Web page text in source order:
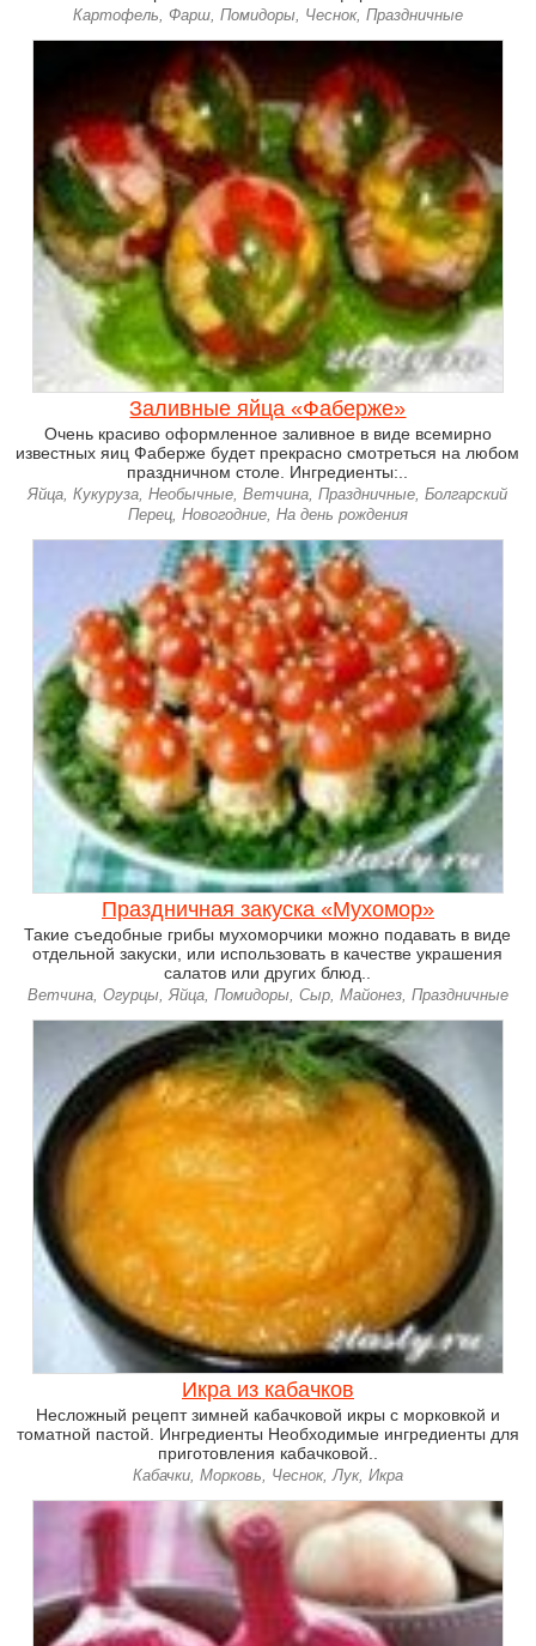
Картофель, Фарш, Помидоры, Чеснок, Праздничные
Заливные яйца «Фаберже»
Очень красиво оформленное заливное в виде всемирно
известных яиц Фаберже будет прекрасно смотреться на любом
праздничном столе. Ингредиенты:..
Яйца, Кукуруза, Необычные, Ветчина, Праздничные, Болгарский
Перец, Новогодние, На день рождения
Праздничная закуска «Мухомор»
Такие съедобные грибы мухоморчики можно подавать в виде
отдельной закуски, или использовать в качестве украшения
салатов или других блюд..
Ветчина, Огурцы, Яйца, Помидоры, Сыр, Майонез, Праздничные
Икра из кабачков
Несложный рецепт зимней кабачковой икры с морковкой и
томатной пастой. Ингредиенты Необходимые ингредиенты для
приготовления кабачковой..
Кабачки, Морковь, Чеснок, Лук, Икра